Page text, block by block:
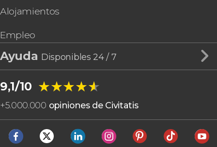
Alojamientos
Empleo
Ayuda Disponibles 24 / 7
9,1/10 ★★★★★
★★★★★
+5.000.000 opiniones de Civitatis